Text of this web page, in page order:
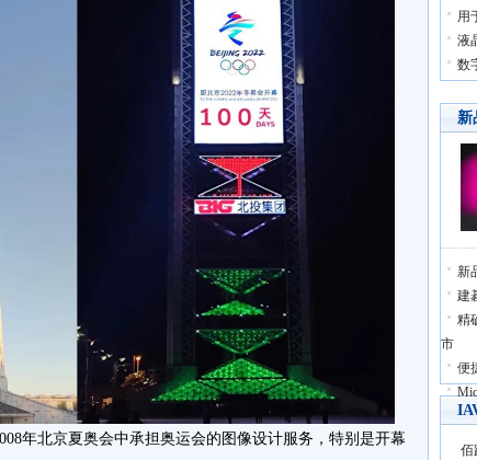
年北京夏奥会中承担奥运会的图像设计服务，特别是开幕
用
液
数
新
新
建
精
市
便
佰